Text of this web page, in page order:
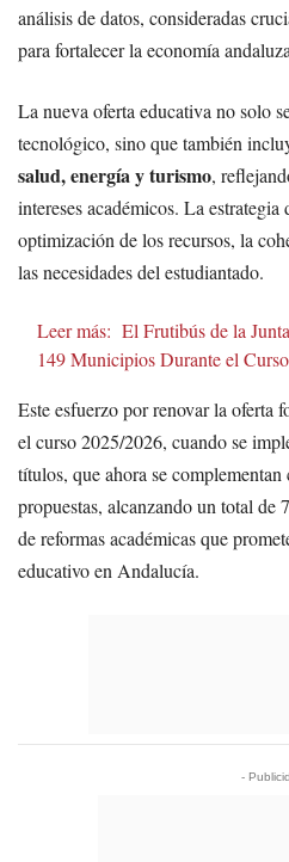
análisis de datos, consideradas
para fortalecer la economía
La nueva oferta educativa no solo
tecnológico, sino que también
salud, energía y turismo,
intereses académicos. La
optimización de los recursos, la
las necesidades del estudiantado.
Leer más: El Frutibús de la
149 Municipios Durante el
Este esfuerzo por renovar la oferta
el curso 2025/2026, cuando se
títulos, que ahora se complementan
propuestas, alcanzando un total de
de reformas académicas que
educativo en Andalucía.
-